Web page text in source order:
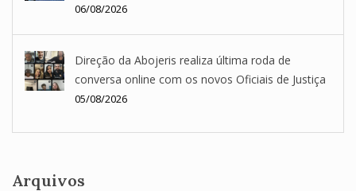
06/08/2026
Direção da Abojeris realiza última roda de
conversa online com os novos Oficiais de Justiça
05/08/2026
Arquivos